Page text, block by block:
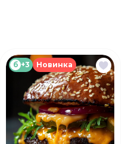
б +3 Новинка